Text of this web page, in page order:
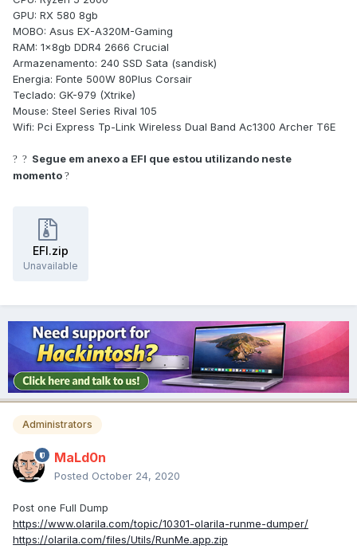
GPU: RX 580 8gb
MOBO: Asus EX-A320M-Gaming
RAM: 1x8gb DDR4 2666 Crucial
Armazenamento: 240 SSD Sata (sandisk)
Energia: Fonte 500W 80Plus Corsair
Teclado: GK-979 (Xtrike)
Mouse: Steel Series Rival 105
Wifi: Pci Express Tp-Link Wireless Dual Band Ac1300 Archer T6E
? ? Segue em anexo a EFI que estou utilizando neste
momento ?
EFI.zip
Unavailable
Administrators
MaLd0n
Posted October 24, 2020
Post one Full Dump
https://www.olarila.com/topic/10301-olarila-runme-dumper/
https://olarila.com/files/Utils/RunMe.app.zip